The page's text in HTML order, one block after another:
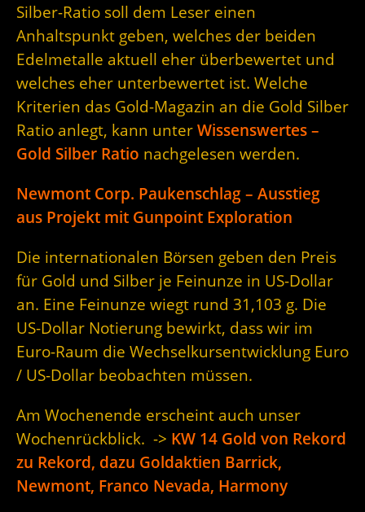
Silber-Ratio soll dem Leser einen
Anhaltspunkt geben, welches der beiden
Edelmetalle aktuell eher überbewertet und
welches eher unterbewertet ist. Welche
Kriterien das Gold-Magazin an die Gold Silber
Ratio anlegt, kann unter Wissenswertes –
Gold Silber Ratio nachgelesen werden.
Newmont Corp. Paukenschlag – Ausstieg
aus Projekt mit Gunpoint Exploration
Die internationalen Börsen geben den Preis
für Gold und Silber je Feinunze in US-Dollar
an. Eine Feinunze wiegt rund 31,103 g. Die
US-Dollar Notierung bewirkt, dass wir im
Euro-Raum die Wechselkursentwicklung Euro
/ US-Dollar beobachten müssen.
Am Wochenende erscheint auch unser
Wochenrückblick. -> KW 14 Gold von Rekord
zu Rekord, dazu Goldaktien Barrick,
Newmont, Franco Nevada, Harmony